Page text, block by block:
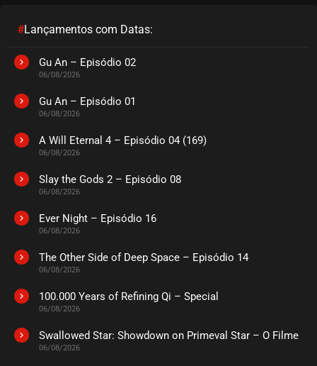
#Lançamentos com Datas:
Gu An – Episódio 02
06/08/2026
Gu An – Episódio 01
06/08/2026
A Will Eternal 4 – Episódio 04 (169)
06/08/2026
Slay the Gods 2 – Episódio 08
06/08/2026
Ever Night – Episódio 16
06/08/2026
The Other Side of Deep Space – Episódio 14
06/08/2026
100.000 Years of Refining Qi – Special
06/08/2026
Swallowed Star: Showdown on Primeval Star – O Filme
06/08/2026